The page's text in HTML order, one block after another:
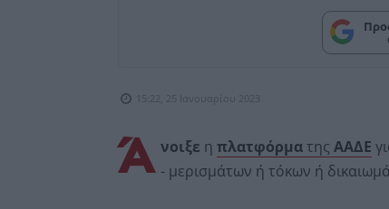
15:22, 25 Ιανουαρίου 2023
Ά νοιξε η πλατφόρματης ΑΑΔΕ
- μερισμάτων ή τόκων ή